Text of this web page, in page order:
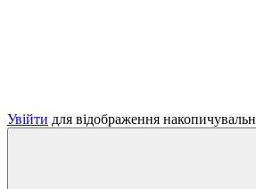
Увійти для відображення